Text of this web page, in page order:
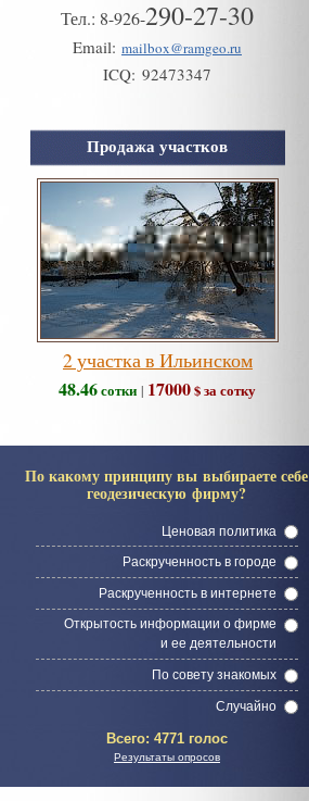
Тел.: 8-926-290-27-30
Email: mailbox@ramgeo.ru
ICQ: 92473347
Продажа участков
2 участка в Ильинском
48.46сотки | 17000$ за сотку
По какому принципу вы выбираете себе
геодезическую фирму?
Ценовая политика
Раскрученность в городе
Раскрученность в интернете
Открытость информации о фирме
и ее деятельности
По совету знакомых
Случайно
Всего: 4771 голос
Результаты опросов